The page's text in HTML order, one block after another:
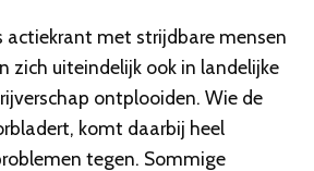
actiekrant met strijdbare mensen
zich uiteindelijk ook in landelijke
ontplooiden. Wie de
komt daarbij heel
tegen. Sommige